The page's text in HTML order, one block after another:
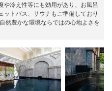
や冷え性等にも効用があり、お風呂
トバス、サウナもご準備しており
然豊かな環境ならではの心地よさを